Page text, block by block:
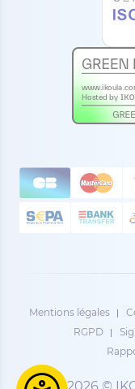
Mentions légales
RGPD